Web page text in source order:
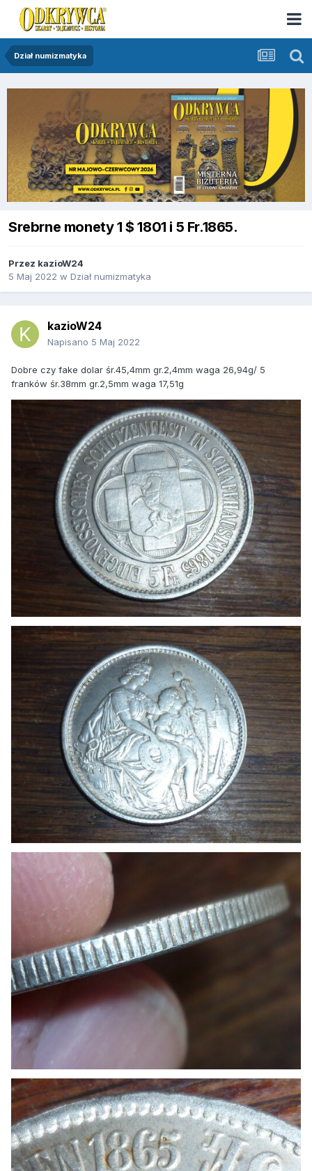
Dział numizmatyka
Srebrne monety 1 $ 1801 i 5 Fr.1865.
Przez kazioW24
5 Maj 2022 w Dział numizmatyka
kazioW24
Napisano 5 Maj 2022
Dobre czy fake dolar śr.45,4mm gr.2,4mm waga 26,94g/ 5
franków śr.38mm gr.2,5mm waga 17,51g